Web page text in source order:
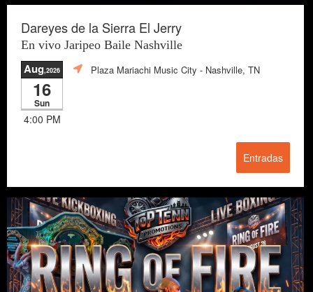
Dareyes de la Sierra El Jerry
En vivo Jaripeo Baile Nashville
Aug,2026
16
Sun
4:00 PM
Plaza Mariachi Music City - Nashville, TN
Entradas